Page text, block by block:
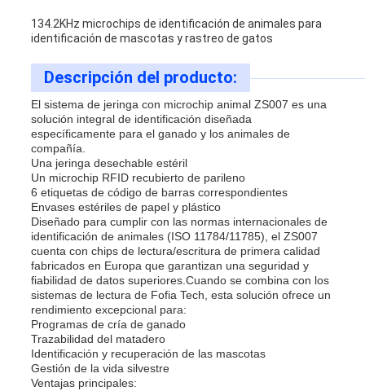
134.2KHz microchips de identificación de animales para
identificación de mascotas y rastreo de gatos
Descripción del producto:
El sistema de jeringa con microchip animal ZS007 es una
solución integral de identificación diseñada
específicamente para el ganado y los animales de
compañía.
Una jeringa desechable estéril
Un microchip RFID recubierto de parileno
6 etiquetas de código de barras correspondientes
Envases estériles de papel y plástico
Diseñado para cumplir con las normas internacionales de
identificación de animales (ISO 11784/11785), el ZS007
cuenta con chips de lectura/escritura de primera calidad
fabricados en Europa que garantizan una seguridad y
fiabilidad de datos superiores.Cuando se combina con los
sistemas de lectura de Fofia Tech, esta solución ofrece un
rendimiento excepcional para:
Programas de cría de ganado
Trazabilidad del matadero
Identificación y recuperación de las mascotas
Gestión de la vida silvestre
Ventajas principales: